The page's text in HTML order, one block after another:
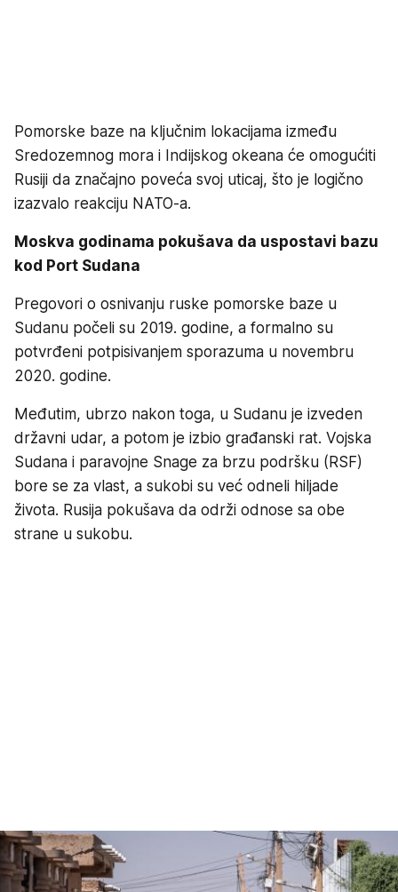
Pomorske baze na ključnim lokacijama između
Sredozemnog mora i Indijskog okeana će omogućiti
Rusiji da značajno poveća svoj uticaj, što je logično
izazvalo reakciju NATO-a.
Moskva godinama pokušava da uspostavi bazu
kod Port Sudana
Pregovori o osnivanju ruske pomorske baze u
Sudanu počeli su 2019. godine, a formalno su
potvrđeni potpisivanjem sporazuma u novembru
2020. godine.
Međutim, ubrzo nakon toga, u Sudanu je izveden
državni udar, a potom je izbio građanski rat. Vojska
Sudana i paravojne Snage za brzu podršku (RSF)
bore se za vlast, a sukobi su već odneli hiljade
života. Rusija pokušava da održi odnose sa obe
strane u sukobu.